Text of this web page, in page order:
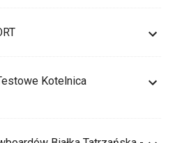
Kotelnica